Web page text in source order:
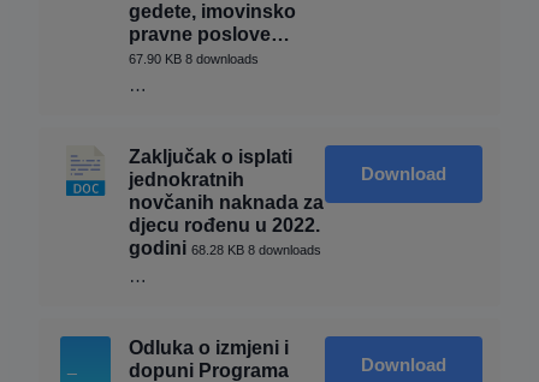
gedete, imovinsko
pravne poslove…
67.90 KB 8 downloads
…
Zaključak o isplati
jednokratnih
novčanih naknada za
djecu rođenu u 2022.
godini 68.28 KB 8 downloads
…
Download
Odluka o izmjeni i
dopuni Programa
Download